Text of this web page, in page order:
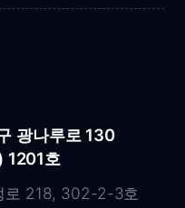
광나루로 130
1201호
로 218, 302-2-3호